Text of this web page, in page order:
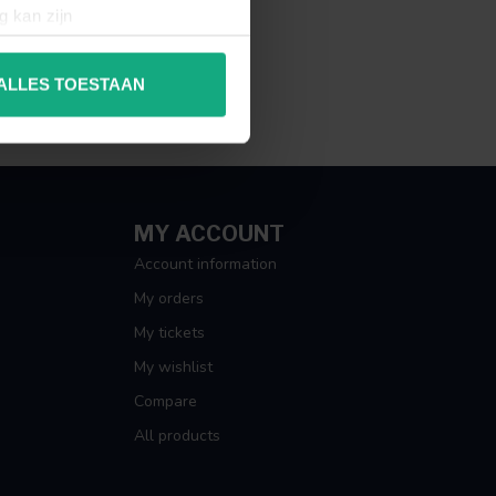
kan zijn
TOESTAAN
MY ACCOUNT
Account information
My orders
My tickets
My wishlist
Compare
All products